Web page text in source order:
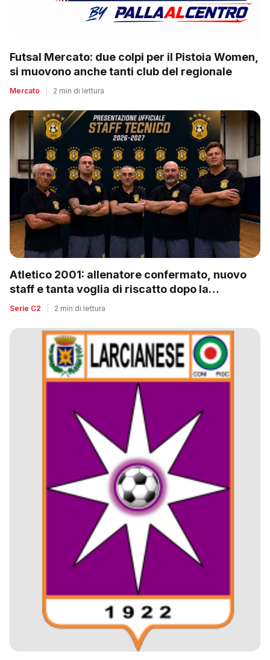
Futsal Mercato: due colpi per il Pistoia Women,
si muovono anche tanti club del regionale
Mercato 2 min di lettura
Atletico 2001: allenatore confermato, nuovo
staff e tanta voglia di riscatto dopo la
retrocessione
Serie C2 2 min di lettura